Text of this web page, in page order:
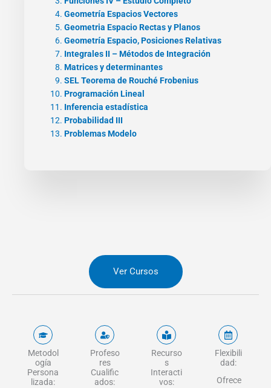
Geometría Espacios Vectores
Geometria Espacio Rectas y Planos
Geometría Espacio, Posiciones Relativas
Integrales II – Métodos de Integración
Matrices y determinantes
SEL Teorema de Rouché Frobenius
Programación Lineal
Inferencia estadística
Probabilidad III
Problemas Modelo
Ver Cursos
Metodol
ogía
Persona
lizada:
Profeso
res
Cualific
ados:
Recurso
s
Interacti
vos:
Flexibili
dad:
Ofrece